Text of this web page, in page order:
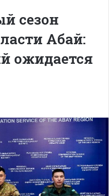
сезон
Абай:
ожидается